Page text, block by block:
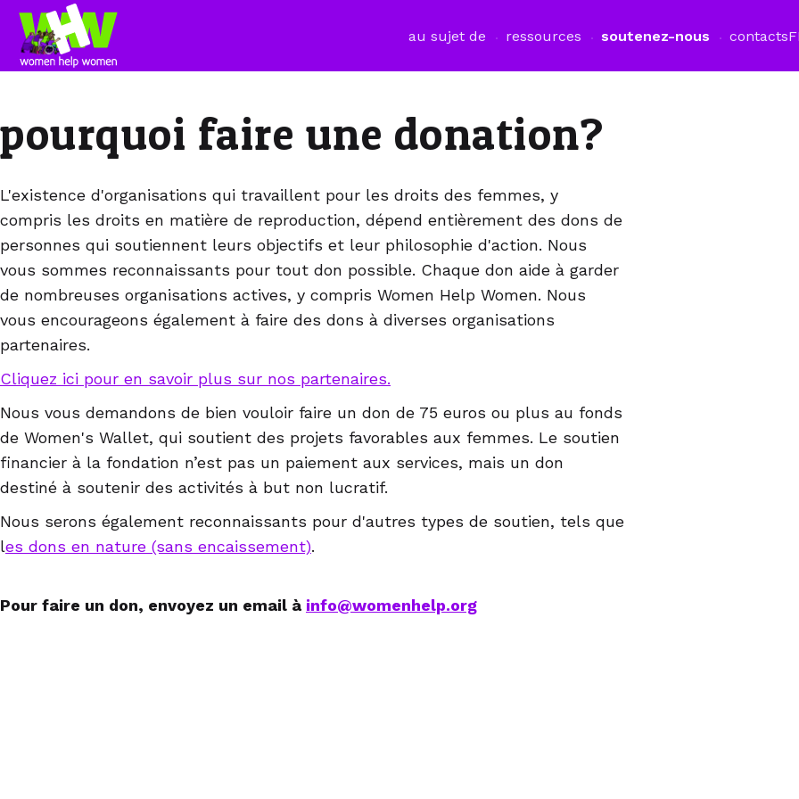
au sujet de ressources soutenez-nous contacts
pourquoi faire une donation?
L'existence d'organisations qui travaillent pour les droits des femmes, y
compris les droits en matière de reproduction, dépend entièrement des dons de
personnes qui soutiennent leurs objectifs et leur philosophie d'action. Nous
vous sommes reconnaissants pour tout don possible. Chaque don aide à garder
de nombreuses organisations actives, y compris Women Help Women. Nous
vous encourageons également à faire des dons à diverses organisations
partenaires.
Cliquez ici pour en savoir plus sur nos partenaires.
Nous vous demandons de bien vouloir faire un don de 75 euros ou plus au fonds
de Women's Wallet, qui soutient des projets favorables aux femmes. Le soutien
financier à la fondation n’est pas un paiement aux services, mais un don
destiné à soutenir des activités à but non lucratif.
Nous serons également reconnaissants pour d'autres types de soutien, tels que
les dons en nature (sans encaissement).
Pour faire un don, envoyez un email à info@womenhelp.org